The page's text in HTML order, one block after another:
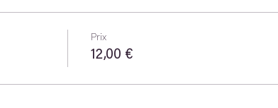
Prix
12,00 €